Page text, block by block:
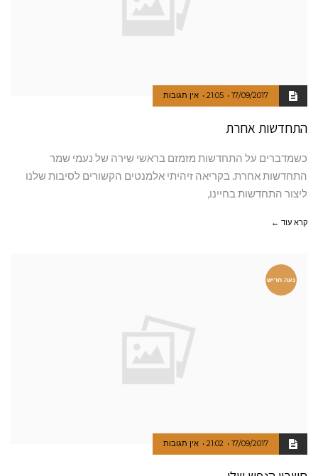
17/09/2017
21:05 אין תגובות
התחדשות אחרת
כשמדברים על התחדשות מזמזם בראשי שירה של נעמי שמר
התחדשות אחרת. בקריאה זיהיתי אלמנטים הקשורים לסיבות שלנו
ליצור התחדשות בחיינו,
קרא עוד ←
נעה חריש
17/09/2017
21:02 אין תגובות